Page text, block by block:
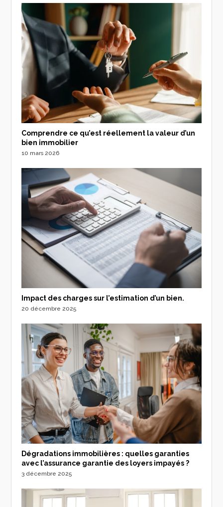
Comprendre ce qu’est réellement la valeur d’un
bien immobilier
10 mars 2026
Impact des charges sur l’estimation d’un bien.
20 décembre 2025
Dégradations immobilières : quelles garanties
avec l’assurance garantie des loyers impayés ?
3 décembre 2025